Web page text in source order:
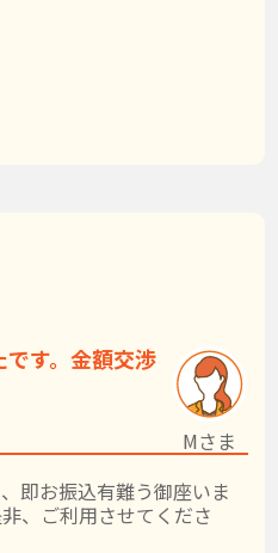
す。金額交渉
即お振込有難う御座いま
、ご利用させてくださ
Mさま